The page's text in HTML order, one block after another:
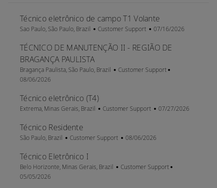
Técnico eletrônico de campo T1 Volante
Location
Sao Paulo, São Paulo, Brazil Category
Customer Support Posted Date
07/16/2026
TÉCNICO DE MANUTENÇÃO II - REGIÃO DE
BRAGANÇA PAULISTA
Location
Bragança Paulista, São Paulo, Brazil Category
Customer Support
08/06/2026
Técnico eletrônico (T4)
Location
Extrema, Minas Gerais, Brazil Category
Customer Support Posted Date
07/27/2026
Técnico Residente
Location
São Paulo, Brazil Category
Customer Support Posted Date
08/06/2026
Técnico Eletrônico I
Location
Belo Horizonte, Minas Gerais, Brazil Category
Customer Support
05/05/2026